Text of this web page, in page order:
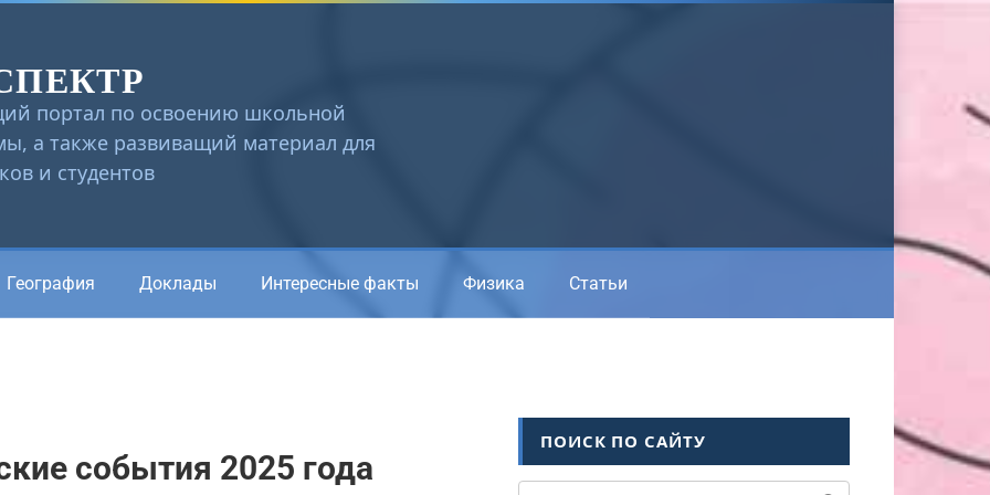
портал по освоению школьной
а также развиващий материал для
и студентов
География Доклады Интересные факты Физика Статьи
события 2025 года
ПОИСК ПО САЙТУ